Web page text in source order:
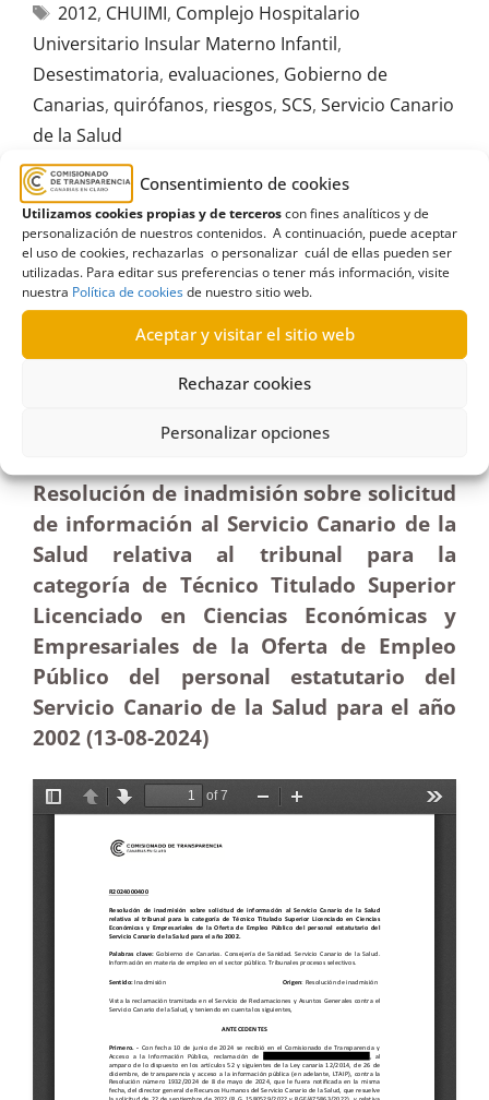
Consentimiento de cookies
Utilizamos cookies propias y de terceroscon fines analíticos y de
personalización de nuestros contenidos. A continuación, puede aceptar
el uso de cookies, rechazarlas o personalizar cuál de ellas pueden ser
utilizadas. Para editar sus preferencias o tener más información, visite
nuestra Política de cookiesde nuestro sitio web.
Aceptar y visitar el sitio web
Rechazar cookies
Personalizar opciones
2012, CHUIMI, Complejo Hospitalario
Universitario Insular Materno Infantil,
Desestimatoria, evaluaciones, Gobierno de
Canarias, quirófanos, riesgos, SCS, Servicio Canario
de la Salud
R400/2024
07/10/2024
Solicitud de información al SCS sobre el tribunal
para Técnico Titulado Superior Licenciado en
Resolución de inadmisión sobre solicitud
de información al Servicio Canario de la
Salud relativa al tribunal para la
categoría de Técnico Titulado Superior
Licenciado en Ciencias Económicas y
Empresariales de la Oferta de Empleo
Público del personal estatutario del
Servicio Canario de la Salud para el año
2002 (13-08-2024)